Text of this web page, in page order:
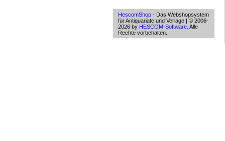
HescomShop - Das Webshopsystem
für Antiquariate und Verlage | © 2006-
2026 by HESCOM-Software . Alle
Rechte vorbehalten.